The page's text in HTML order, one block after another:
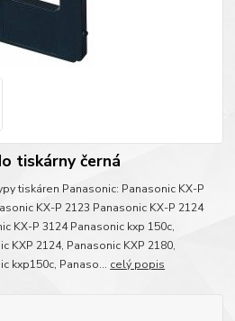
tiskárny černá
tiskáren Panasonic: Panasonic KX-P
KX-P 2123 Panasonic KX-P 2124
KX-P 3124 Panasonic kxp 150c,
KXP 2124, Panasonic KXP 2180,
kxp150c, Panaso... celý popis